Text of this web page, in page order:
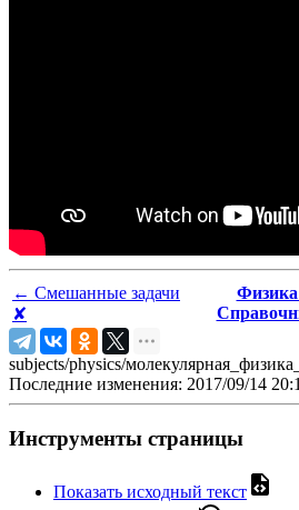
← Смешанные задачи
✘
subjects/physics/
Последние изменения: 2017/09/14
Инструменты страницы
Показать исходный текст